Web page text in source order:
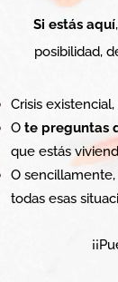
Si estás aquí
posibilidad,
Crisis
O te preguntas
que estás
O sencillamente,
todas esas